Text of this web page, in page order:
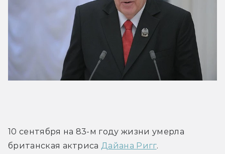
10 сентября на 83-м году жизни умерла
британская актриса Дайана Ригг.